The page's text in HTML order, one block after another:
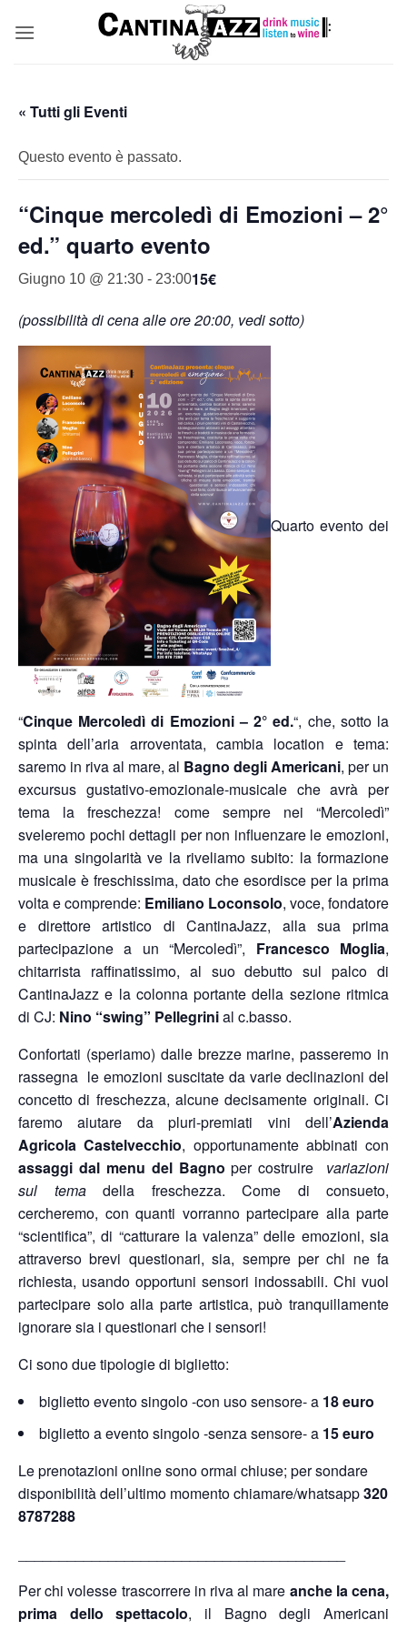
« Tutti gli Eventi
Questo evento è passato.
“Cinque mercoledì di Emozioni – 2°
ed.” quarto evento
Giugno 10 @ 21:30 - 23:0015€
(possibilità di cena alle ore 20:00, vedi sotto)
Quarto evento dei
“Cinque Mercoledì di Emozioni – 2° ed.“, che, sotto la
spinta dell’aria arroventata, cambia location e tema:
saremo in riva al mare, al Bagno degli Americani, per un
excursus gustativo-emozionale-musicale che avrà per
tema la freschezza! come sempre nei “Mercoledì”
sveleremo pochi dettagli per non influenzare le emozioni,
ma una singolarità ve la riveliamo subito: la formazione
musicale è freschissima, dato che esordisce per la prima
volta e comprende: Emiliano Loconsolo, voce, fondatore
e direttore artistico di CantinaJazz, alla sua prima
partecipazione a un “Mercoledì”, Francesco Moglia,
chitarrista raffinatissimo, al suo debutto sul palco di
CantinaJazz e la colonna portante della sezione ritmica
di CJ: Nino “swing” Pellegrinial c.basso.
Confortati (speriamo) dalle brezze marine, passeremo in
rassegna le emozioni suscitate da varie declinazioni del
concetto di freschezza, alcune decisamente originali. Ci
faremo aiutare da pluri-premiati vini dell’Azienda
Agricola Castelvecchio, opportunamente abbinati con
assaggi dal menu del Bagnoper costruire variazioni
sul temadella freschezza. Come di consueto,
cercheremo, con quanti vorranno partecipare alla parte
“scientifica”, di “catturare la valenza” delle emozioni, sia
attraverso brevi questionari, sia, sempre per chi ne fa
richiesta, usando opportuni sensori indossabili. Chi vuol
partecipare solo alla parte artistica, può tranquillamente
ignorare sia i questionari che i sensori!
Ci sono due tipologie di biglietto:
biglietto evento singolo -con uso sensore- a 18 euro
biglietto a evento singolo -senza sensore- a 15 euro
Le prenotazioni online sono ormai chiuse; per sondare
disponibilità dell’ultimo momento chiamare/whatsapp320
8787288
Per chi volesse trascorrere in riva al mare anche la cena,
prima dello spettacolo, il Bagno degli Americani